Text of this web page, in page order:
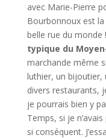
avec Marie-Pierre
Bourbonnoux est
belle rue du monde
typique du
marchande même
luthier, un bijoutier,
divers restaurants,
je pourrais bien y
Temps, si je
si conséquent.